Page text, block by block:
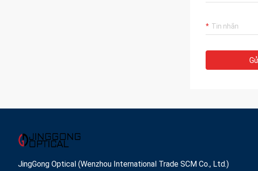
JingGong Optical (Wenzhou International Trade SCM Co., Ltd.)